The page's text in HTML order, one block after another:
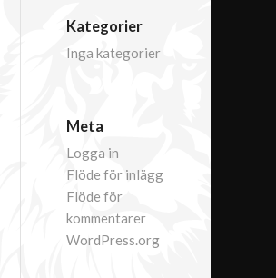
Kategorier
Inga kategorier
Meta
Logga in
Flöde för inlägg
Flöde för
kommentarer
WordPress.org